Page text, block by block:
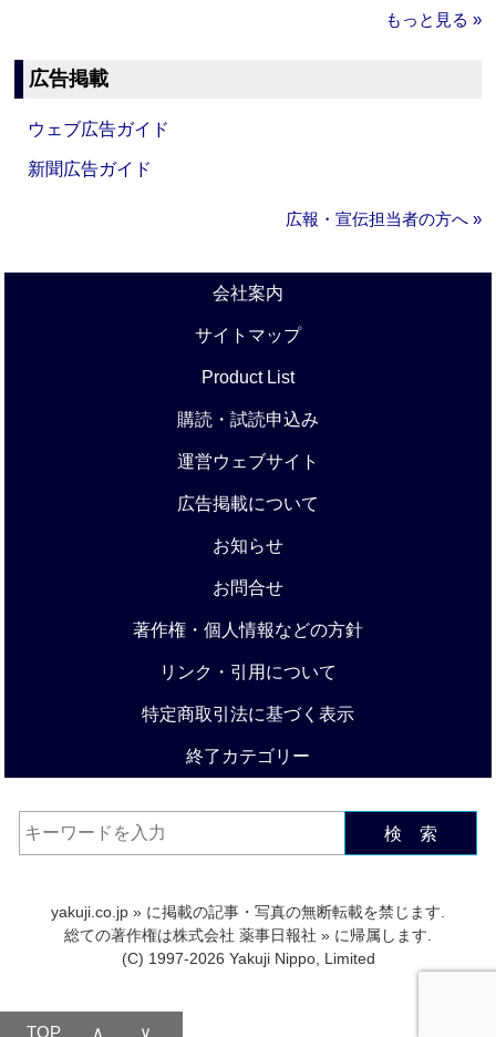
もっと見る »
広告掲載
ウェブ広告ガイド
新聞広告ガイド
広報・宣伝担当者の方へ »
会社案内
サイトマップ
Product List
購読・試読申込み
運営ウェブサイト
広告掲載について
お知らせ
お問合せ
著作権・個人情報などの方針
リンク・引用について
特定商取引法に基づく表示
終了カテゴリー
検 索
yakuji.co.jp » に掲載の記事・写真の無断転載を禁じます.
総ての著作権は株式会社 薬事日報社 » に帰属します.
(C) 1997-2026 Yakuji Nippo, Limited
TOP ∧ ∨